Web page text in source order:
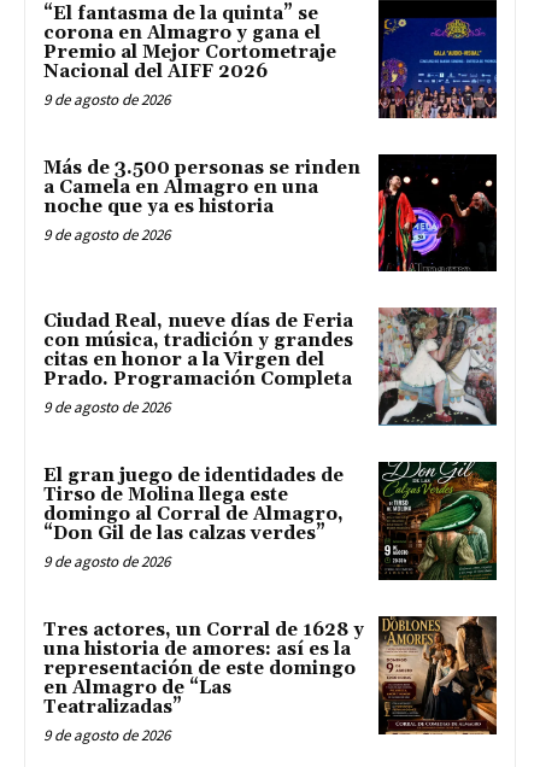
“El fantasma de la quinta” se
corona en Almagro y gana el
Premio al Mejor Cortometraje
Nacional del AIFF 2026
9 de agosto de 2026
Más de 3.500 personas se rinden
a Camela en Almagro en una
noche que ya es historia
9 de agosto de 2026
Ciudad Real, nueve días de Feria
con música, tradición y grandes
citas en honor a la Virgen del
Prado. Programación Completa
9 de agosto de 2026
El gran juego de identidades de
Tirso de Molina llega este
domingo al Corral de Almagro,
“Don Gil de las calzas verdes”
9 de agosto de 2026
Tres actores, un Corral de 1628 y
una historia de amores: así es la
representación de este domingo
en Almagro de “Las
Teatralizadas”
9 de agosto de 2026